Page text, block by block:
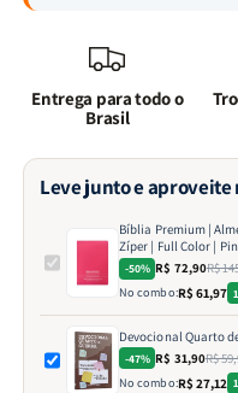
Entrega para todo o
Brasil
Leve junto e
Bíblia Premium |
Zíper | Full Color |
-50% R$ 72,90R$
No combo:R$ 61,97
Devocional Quarto
-47% R$ 31,90R$
No combo:R$ 27,12